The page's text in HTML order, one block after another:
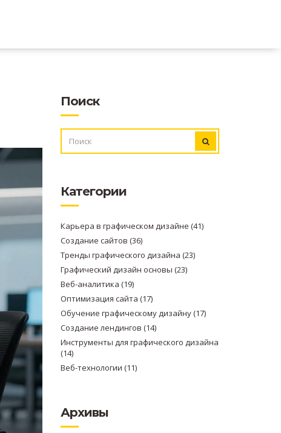
Поиск
Категории
Карьера в графическом дизайне (41)
Создание сайтов (36)
Тренды графического дизайна (23)
Графический дизайн основы (23)
Веб-аналитика (19)
Оптимизация сайта (17)
Обучение графическому дизайну(17)
Создание лендингов (14)
Инструменты для графического дизайна
(14)
Веб-технологии (11)
Архивы